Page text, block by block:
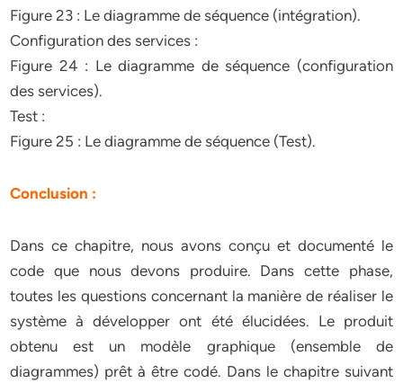
Figure 23 : Le diagramme de séquence (intégration).
Configuration des services :
Figure 24 : Le diagramme de séquence (configuration
des services).
Test :
Figure 25 : Le diagramme de séquence (Test).
Conclusion :
Dans ce chapitre, nous avons conçu et documenté le
code que nous devons produire. Dans cette phase,
toutes les questions concernant la manière de réaliser le
système à développer ont été élucidées. Le produit
obtenu est un modèle graphique (ensemble de
diagrammes) prêt à être codé. Dans le chapitre suivant